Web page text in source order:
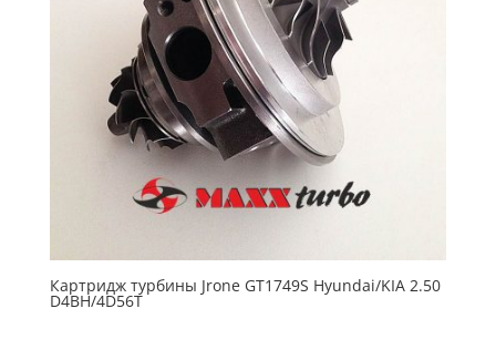
Картридж турбины Jrone GT1749S Hyundai/KIA 2.50
D4BH/4D56T